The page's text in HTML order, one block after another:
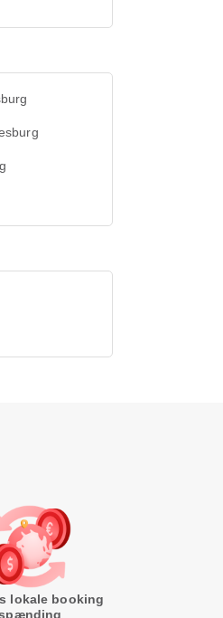
lokale booking